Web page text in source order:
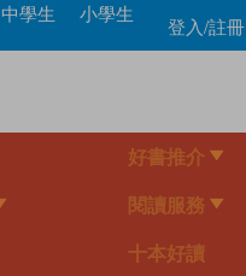
中學生
小學生
登入/註冊
好書推介
閱讀服務
十本好讀